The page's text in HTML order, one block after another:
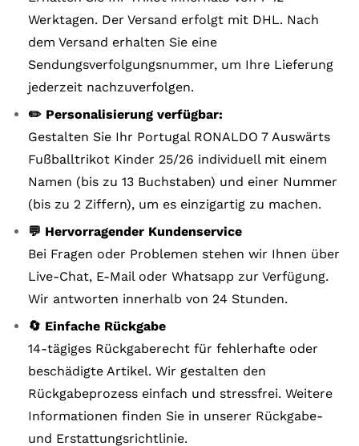
Werktagen. Der Versand erfolgt mit DHL. Nach
dem Versand erhalten Sie eine
Sendungsverfolgungsnummer, um Ihre Lieferung
jederzeit nachzuverfolgen.
✏️ Personalisierung verfügbar:
Gestalten Sie Ihr Portugal RONALDO 7 Auswärts
Fußballtrikot Kinder 25/26 individuell mit einem
Namen (bis zu 13 Buchstaben) und einer Nummer
(bis zu 2 Ziffern), um es einzigartig zu machen.
💬 Hervorragender Kundenservice
Bei Fragen oder Problemen stehen wir Ihnen über
Live-Chat, E-Mail oder Whatsapp zur Verfügung.
Wir antworten innerhalb von 24 Stunden.
🔄 Einfache Rückgabe
14-tägiges Rückgaberecht für fehlerhafte oder
beschädigte Artikel. Wir gestalten den
Rückgabeprozess einfach und stressfrei. Weitere
Informationen finden Sie in unserer Rückgabe-
und Erstattungsrichtlinie.